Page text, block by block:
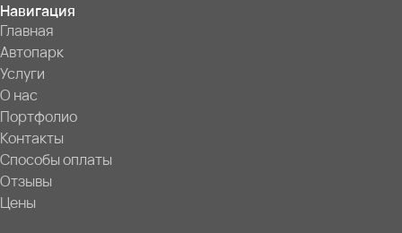
Навигация
Главная
Автопарк
Услуги
О нас
Портфолио
Контакты
Способы оплаты
Отзывы
Цены